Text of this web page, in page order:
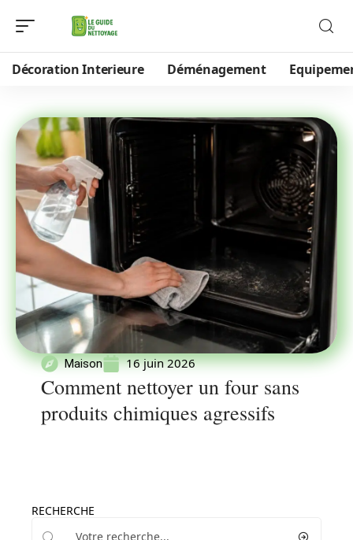
Décoration Interieure Déménagement
Maison 16 juin 2026
Comment nettoyer un four sans
produits chimiques agressifs
RECHERCHE